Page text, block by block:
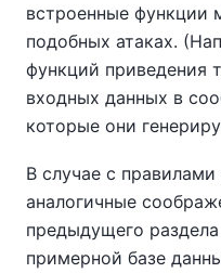
встроенные функции
подобных атаках.
функций приведения
входных данных в
которые они
В случае с
аналогичные
предыдущего
примерной базе